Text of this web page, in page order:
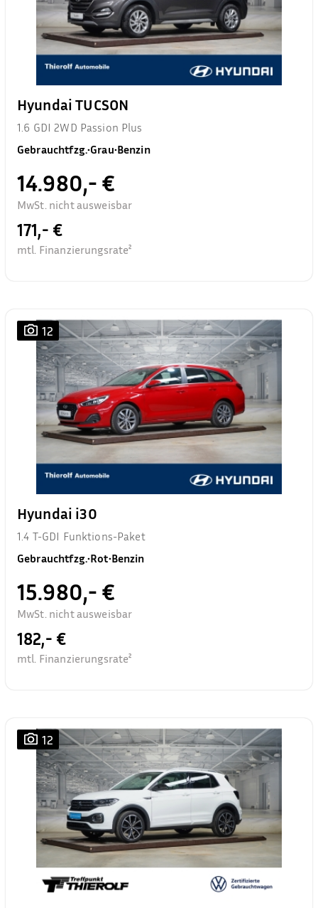
Hyundai TUCSON
1.6 GDI 2WD Passion Plus
Gebrauchtfzg.•Grau•Benzin
14.980,- €
MwSt. nicht ausweisbar
171,- €
mtl. Finanzierungsrate²
12
Hyundai i30
1.4 T-GDI Funktions-Paket
Gebrauchtfzg.•Rot•Benzin
15.980,- €
MwSt. nicht ausweisbar
182,- €
mtl. Finanzierungsrate²
12